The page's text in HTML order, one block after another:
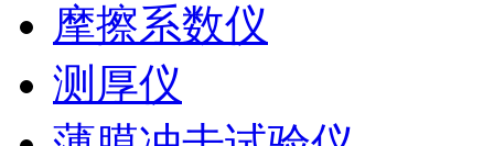
摩擦系数仪
测厚仪